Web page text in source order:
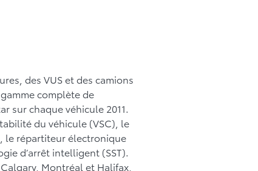
des VUS et des camions
complète de
sur chaque véhicule 2011.
du véhicule (VSC), le
le répartiteur électronique
d’arrêt intelligent (SST).
Montréal et Halifax,